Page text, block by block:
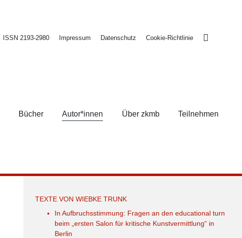
ISSN 2193-2980 Impressum Datenschutz Cookie-Richtlinie
Bücher Autor*innen Über zkmb Teilnehmen
TEXTE VON WIEBKE TRUNK
In Aufbruchsstimmung: Fragen an den educational turn
beim „ersten Salon für kritische Kunstvermittlung“ in
Berlin